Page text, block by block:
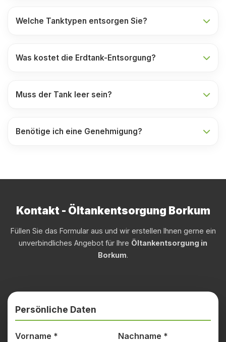
Welche Tanktypen entsorgen Sie?
Was kostet die Erdtank-Entsorgung?
Muss der Tank leer sein?
Benötige ich eine Genehmigung?
Kontakt - Öltankentsorgung Borkum
Füllen Sie das Formular aus und wir erstellen Ihnen gerne ein
unverbindliches Angebot für Ihre Öltankentsorgung in
Borkum.
Persönliche Daten
Vorname * Nachname *